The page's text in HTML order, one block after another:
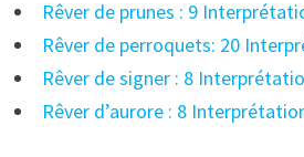
Rêver de prunes : 9
Rêver de perroquets: 20
Rêver de signer : 8
Rêver d’aurore : 8